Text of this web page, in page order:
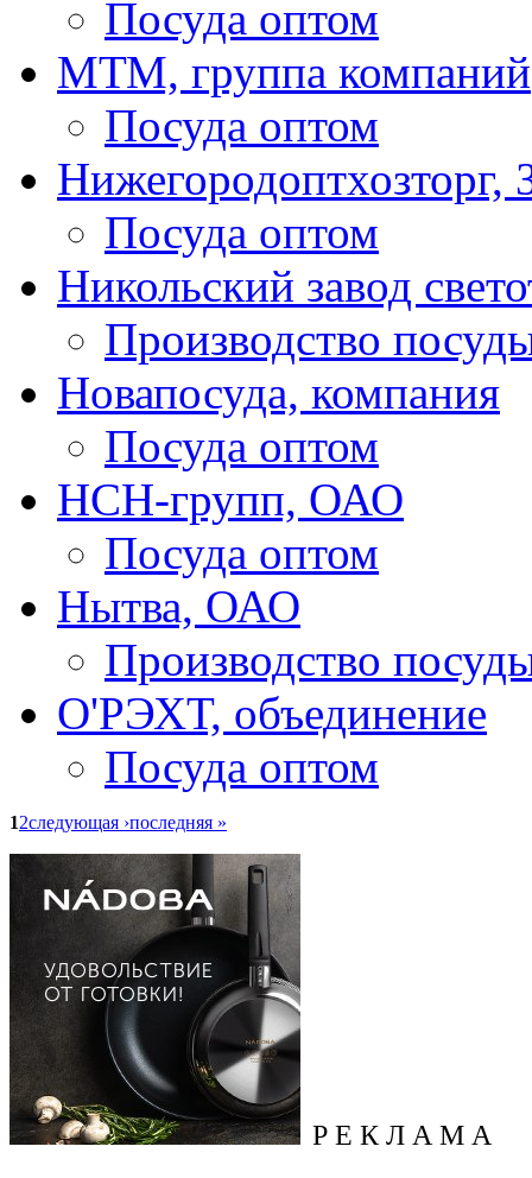
Посуда оптом
МТМ, группа компаний
Посуда оптом
Посуда оптом
Никольский завод
Производство
Новапосуда, компания
Посуда оптом
НСН-групп, ОАО
Посуда оптом
Нытва, ОАО
Производство
О'РЭХТ, объединение
Посуда оптом
12следующая ›последняя »
Р Е К Л А М А